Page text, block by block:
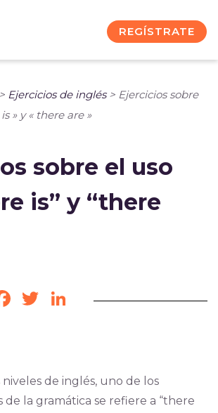
REGÍSTRATE
> Ejercicios de inglés> Ejercicios sobre
» y « there are »
sobre el uso
is” y “there
Facebook
TwitterLinkedIn
de inglés, uno de los
de la gramática se refiere a “there